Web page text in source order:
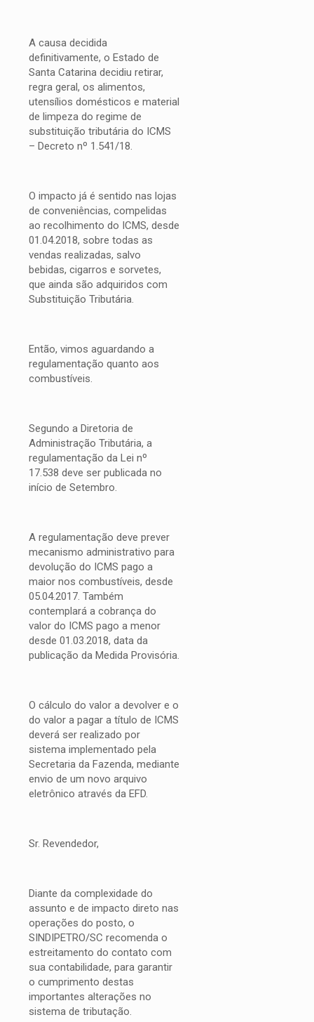
A causa decidida
definitivamente, o Estado de
Santa Catarina decidiu retirar,
regra geral, os alimentos,
utensílios domésticos e material
de limpeza do regime de
substituição tributária do ICMS
– Decreto nº 1.541/18.
O impacto já é sentido nas lojas
de conveniências, compelidas
ao recolhimento do ICMS, desde
01.04.2018, sobre todas as
vendas realizadas, salvo
bebidas, cigarros e sorvetes,
que ainda são adquiridos com
Substituição Tributária.
Então, vimos aguardando a
regulamentação quanto aos
combustíveis.
Segundo a Diretoria de
Administração Tributária, a
regulamentação da Lei nº
17.538 deve ser publicada no
início de Setembro.
A regulamentação deve prever
mecanismo administrativo para
devolução do ICMS pago a
maior nos combustíveis, desde
05.04.2017. Também
contemplará a cobrança do
valor do ICMS pago a menor
desde 01.03.2018, data da
publicação da Medida Provisória.
O cálculo do valor a devolver e o
do valor a pagar a título de ICMS
deverá ser realizado por
sistema implementado pela
Secretaria da Fazenda, mediante
envio de um novo arquivo
eletrônico através da EFD.
Sr. Revendedor,
Diante da complexidade do
assunto e de impacto direto nas
operações do posto, o
SINDIPETRO/SC recomenda o
estreitamento do contato com
sua contabilidade, para garantir
o cumprimento destas
importantes alterações no
sistema de tributação.